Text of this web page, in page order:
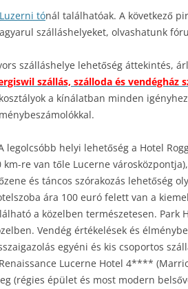
Luzerni tónál találhatóak. A következő
szálláshelyeket, olvashatunk
szálláshelye lehetőség áttekintés,
szállás, szálloda és vendégház
a kínálatban minden
legolcsóbb helyi lehetőség a Hotel
km-re van tőle Lucerne
és táncos szórakozás lehetőség
ára 100 euró felett van a
a közelben természetesen.
Vendég értékelések és
egyéni és kis csoportos
Lucerne Hotel 4****
(régies épület és most modern